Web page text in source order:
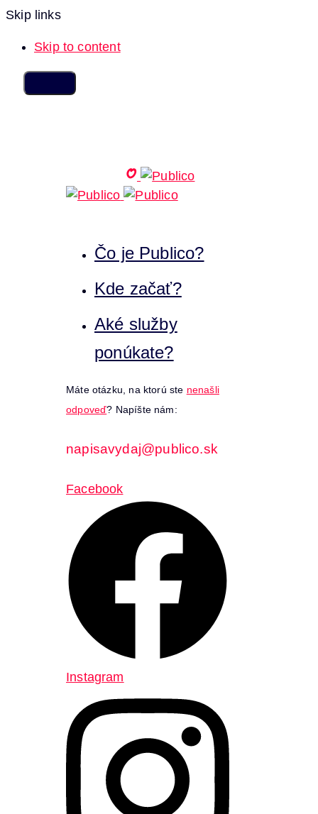
Skip links
Skip to content
Čo je Publico?
Kde začať?
Aké služby
ponúkate?
Máte otázku, na ktorú ste nenašli
odpoveď? Napíšte nám:
napisavydaj@publico.sk
Facebook
Instagram